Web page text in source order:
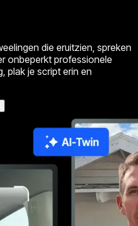
die eruitzien, spreken
onbeperkt professionele
plak je script erin en